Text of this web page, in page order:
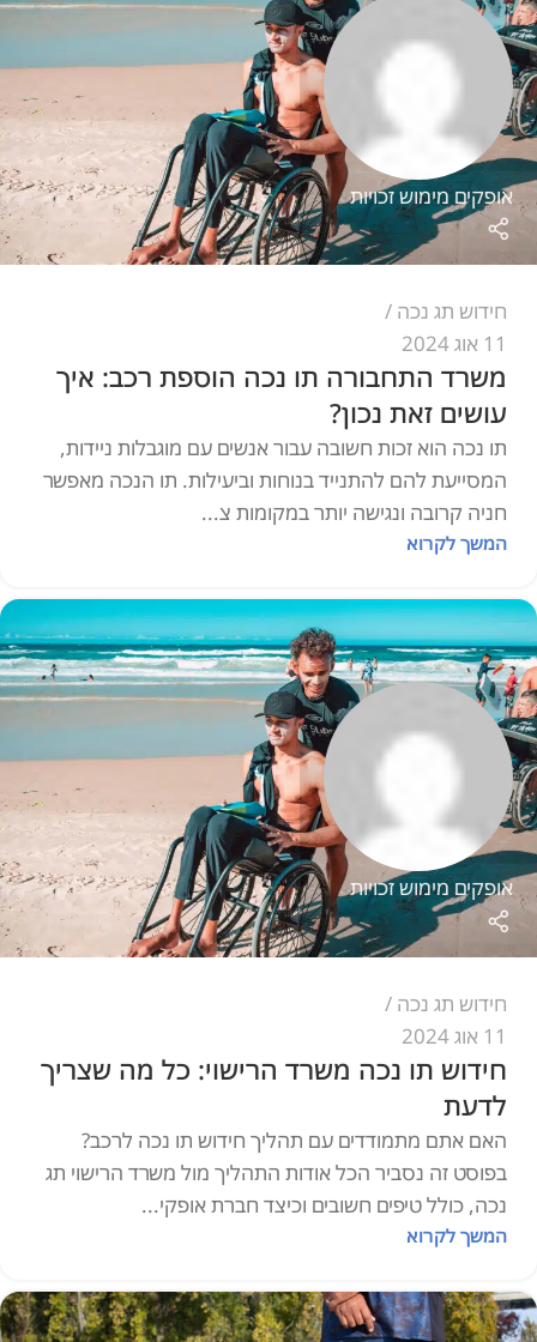
אופקים מימוש זכויות
חידוש תג נכה
11 אוג 2024
משרד התחבורה תו נכה הוספת רכב: איך
עושים זאת נכון?
תו נכה הוא זכות חשובה עבור אנשים עם מוגבלות ניידות,
המסייעת להם להתנייד בנוחות וביעילות. תו הנכה מאפשר
חניה קרובה ונגישה יותר במקומות צ...
המשך לקרוא
אופקים מימוש זכויות
חידוש תג נכה
11 אוג 2024
חידוש תו נכה משרד הרישוי: כל מה שצריך
לדעת
האם אתם מתמודדים עם תהליך חידוש תו נכה לרכב?
בפוסט זה נסביר הכל אודות התהליך מול משרד הרישוי תג
נכה, כולל טיפים חשובים וכיצד חברת אופקי...
המשך לקרוא